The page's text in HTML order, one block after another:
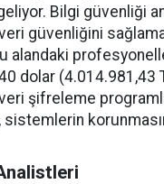
Bilgi güvenliği
güvenliğini
alandaki
dolar (4.014.981,43
şifreleme